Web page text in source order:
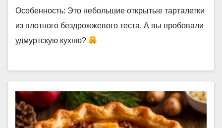
Особенность: Это небольшие открытые тарталетки
из плотного бездрожжевого теста. А вы пробовали
удмуртскую кухню?